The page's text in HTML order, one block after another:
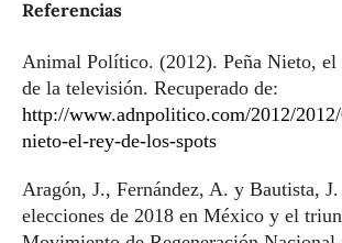
Referencias
Animal Político. (2012). Peña Nieto, el
de la televisión. Recuperado de:
http://www.adnpolitico.com/2012/
nieto-el-rey-de-los-spots
Aragón, J., Fernández, A. y Bautista,
elecciones de 2018 en México y el